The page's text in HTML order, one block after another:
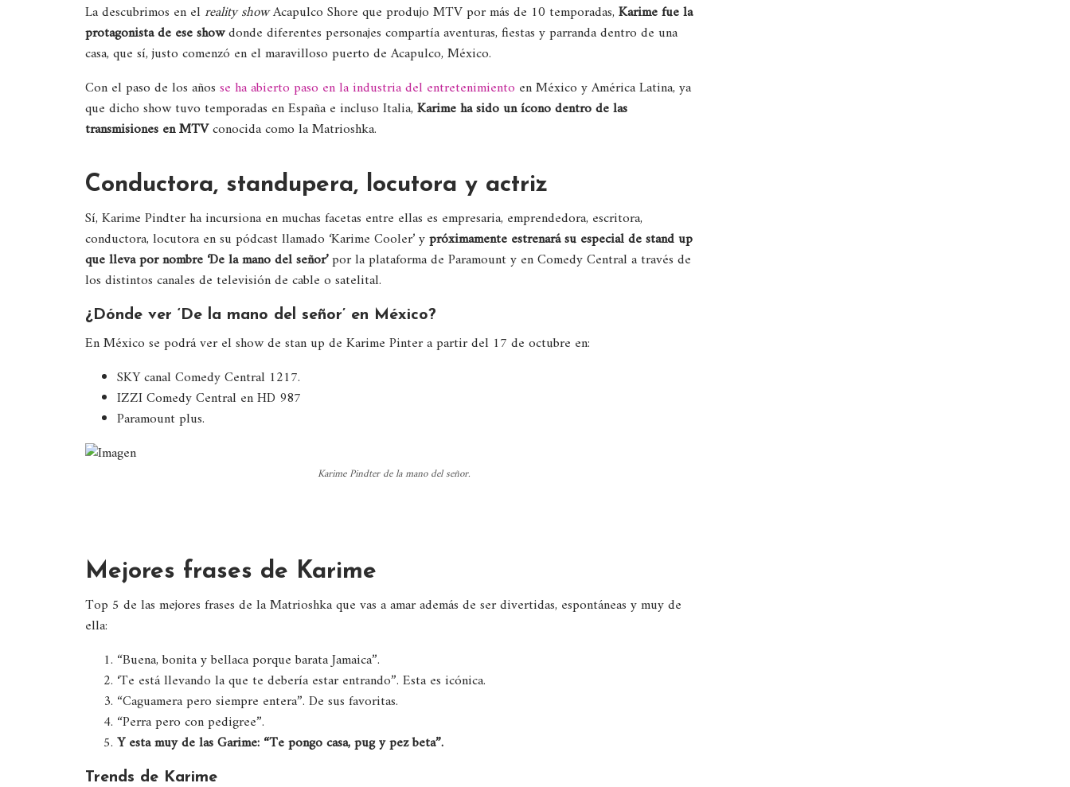
La descubrimos en elreality showAcapulco Shore que produjo MTV por más de 10 temporadas, Karime fue la
protagonista de ese showdonde diferentes personajes compartía aventuras, fiestas y parranda dentro de una
casa, que sí, justo comenzó en el maravilloso puerto de Acapulco, México.
Con el paso de los años se ha abierto paso en la industria del entretenimiento en México y América Latina, ya
que dicho show tuvo temporadas en España e incluso Italia, Karime ha sido un ícono dentro de las
transmisiones en MTVconocida como la Matrioshka.
Conductora, standupera, locutora y actriz
Sí, Karime Pindter ha incursiona en muchas facetas entre ellas es empresaria, emprendedora, escritora,
conductora, locutora en su pódcast llamado ‘Karime Cooler’ ypróximamente estrenará su especial de stand up
que lleva por nombre ‘De la mano del señor’por la plataforma de Paramount y en Comedy Central a través de
los distintos canales de televisión de cable o satelital.
¿Dónde ver ‘De la mano del señor’ en México?
En México se podrá ver el show de stan up de Karime Pinter a partir del 17 de octubre en:
SKY canal Comedy Central 1217.
IZZI Comedy Central en HD 987
Paramount plus.
Karime Pindter de la mano del señor.
Mejores frases de Karime
Top 5 de las mejores frases de la Matrioshka que vas a amar además de ser divertidas, espontáneas y muy de
ella:
“Buena, bonita y bellaca porque barata Jamaica”.
‘Te está llevando la que te debería estar entrando”. Esta es icónica.
“Caguamera pero siempre entera”. De sus favoritas.
“Perra pero con pedigree”.
Y esta muy de las Garime: “Te pongo casa, pug y pez beta”.
Trends de Karime